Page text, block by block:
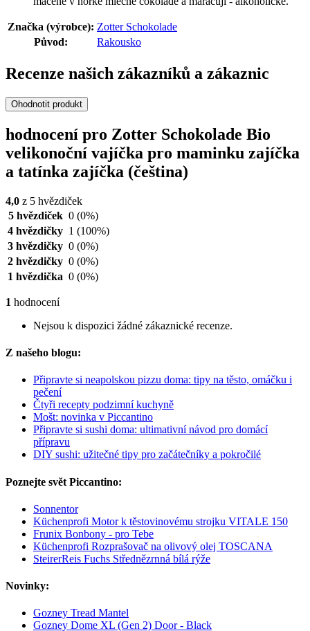
Značka (výrobce): Zotter Schokolade
Původ:
Rakousko
Recenze našich zákazníků a zákaznic
Ohodnotit produkt
hodnocení pro Zotter Schokolade Bio
velikonoční vajíčka pro maminku zajíčka
a tatínka zajíčka (čeština)
4,0 z 5 hvězdiček
5 hvězdiček 0 (0%)
4 hvězdičky 1 (100%)
3 hvězdičky 0 (0%)
2 hvězdičky 0 (0%)
1 hvězdička 0 (0%)
1 hodnocení
Nejsou k dispozici žádné zákaznické recenze.
Z našeho blogu:
Připravte si neapolskou pizzu doma: tipy na těsto, omáčku i
pečení
Čtyři recepty podzimní kuchyně
Mošt: novinka v Piccantino
Připravte si sushi doma: ultimativní návod pro domácí
přípravu
DIY sushi: užitečné tipy pro začátečníky a pokročilé
Poznejte svět Piccantino:
Sonnentor
Küchenprofi Motor k těstovinovému strojku VITALE 150
Frunix Bonbony - pro Tebe
Küchenprofi Rozprašovač na olivový olej TOSCANA
SteirerReis Fuchs Střednězrnná bílá rýže
Novinky:
Gozney Tread Mantel
Gozney Dome XL (Gen 2) Door - Black